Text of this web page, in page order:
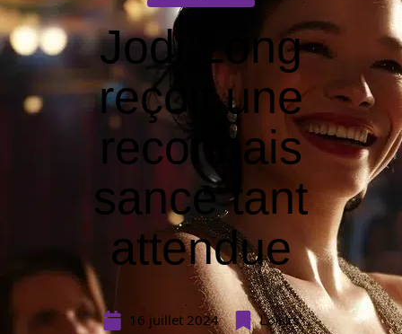
Jodi Long
reçoit une
reconnais
sance tant
attendue
16 juillet 2024 Loisirs